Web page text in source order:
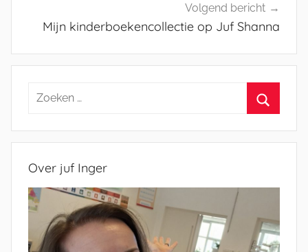
Volgend bericht
Mijn kinderboekencollectie op Juf Shanna
Zoeken
Over juf Inger